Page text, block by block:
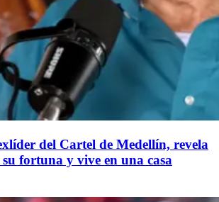
del Cartel de Medellín, revela
fortuna y vive en una casa